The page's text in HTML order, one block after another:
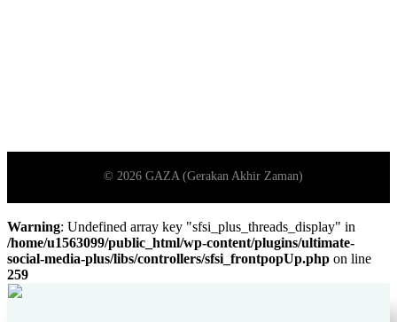
Warning: Undefined array key "sfsi_plus_threads_display" in
/home/u1563099/public_html/wp-content/plugins/ultimate-
social-media-plus/libs/controllers/sfsi_frontpopUp.php on line
259